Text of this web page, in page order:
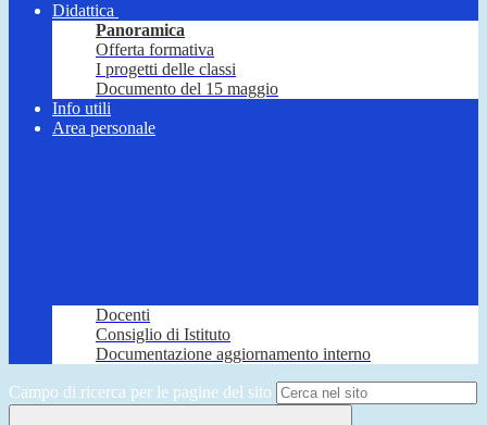
Didattica
Panoramica
Offerta formativa
I progetti delle classi
Documento del 15 maggio
Info utili
Area personale
Docenti
Consiglio di Istituto
Documentazione aggiornamento interno
Campo di ricerca per le pagine del sito